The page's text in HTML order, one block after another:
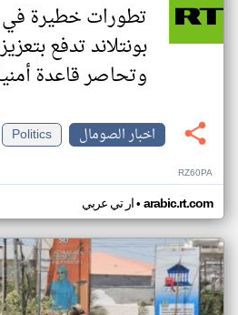
تطورات خطيرة
بونتلاند تدفع
وتحاصر قاعدة
اخبار الصومال
Politics
RZ60PA
ار تي عربي• arabic.rt.com